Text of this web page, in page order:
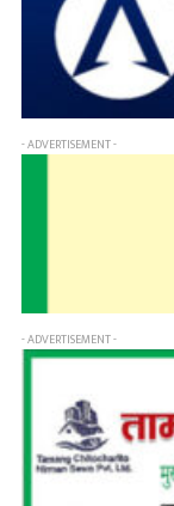
- ADVERTISEMENT -
- ADVERTISEMENT -